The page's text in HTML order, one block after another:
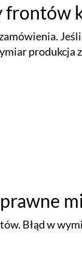
frontów
produkcja
Błąd w